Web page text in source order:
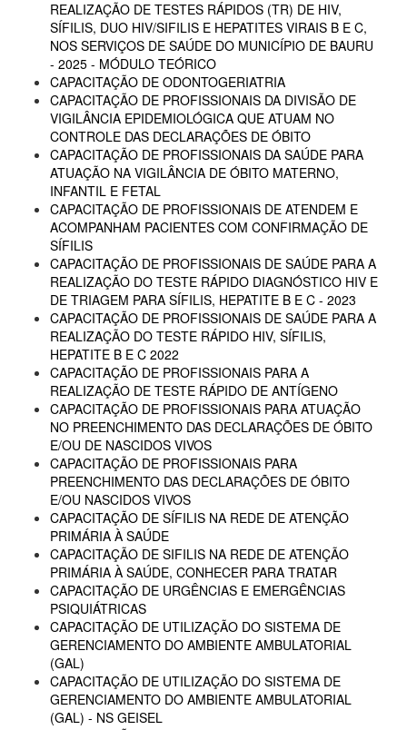
REALIZAÇÃO DE TESTES RÁPIDOS (TR) DE HIV,
SÍFILIS, DUO HIV/SIFILIS E HEPATITES VIRAIS B E C,
NOS SERVIÇOS DE SAÚDE DO MUNICÍPIO DE BAURU
- 2025 - MÓDULO TEÓRICO
CAPACITAÇÃO DE ODONTOGERIATRIA
CAPACITAÇÃO DE PROFISSIONAIS DA DIVISÃO DE
VIGILÂNCIA EPIDEMIOLÓGICA QUE ATUAM NO
CONTROLE DAS DECLARAÇÕES DE ÓBITO
CAPACITAÇÃO DE PROFISSIONAIS DA SAÚDE PARA
ATUAÇÃO NA VIGILÂNCIA DE ÓBITO MATERNO,
INFANTIL E FETAL
CAPACITAÇÃO DE PROFISSIONAIS DE ATENDEM E
ACOMPANHAM PACIENTES COM CONFIRMAÇÃO DE
SÍFILIS
CAPACITAÇÃO DE PROFISSIONAIS DE SAÚDE PARA A
REALIZAÇÃO DO TESTE RÁPIDO DIAGNÓSTICO HIV E
DE TRIAGEM PARA SÍFILIS, HEPATITE B E C - 2023
CAPACITAÇÃO DE PROFISSIONAIS DE SAÚDE PARA A
REALIZAÇÃO DO TESTE RÁPIDO HIV, SÍFILIS,
HEPATITE B E C 2022
CAPACITAÇÃO DE PROFISSIONAIS PARA A
REALIZAÇÃO DE TESTE RÁPIDO DE ANTÍGENO
CAPACITAÇÃO DE PROFISSIONAIS PARA ATUAÇÃO
NO PREENCHIMENTO DAS DECLARAÇÕES DE ÓBITO
E/OU DE NASCIDOS VIVOS
CAPACITAÇÃO DE PROFISSIONAIS PARA
PREENCHIMENTO DAS DECLARAÇÕES DE ÓBITO
E/OU NASCIDOS VIVOS
CAPACITAÇÃO DE SÍFILIS NA REDE DE ATENÇÃO
PRIMÁRIA À SAÚDE
CAPACITAÇÃO DE SIFILIS NA REDE DE ATENÇÃO
PRIMÁRIA À SAÚDE, CONHECER PARA TRATAR
CAPACITAÇÃO DE URGÊNCIAS E EMERGÊNCIAS
PSIQUIÁTRICAS
CAPACITAÇÃO DE UTILIZAÇÃO DO SISTEMA DE
GERENCIAMENTO DO AMBIENTE AMBULATORIAL
(GAL)
CAPACITAÇÃO DE UTILIZAÇÃO DO SISTEMA DE
GERENCIAMENTO DO AMBIENTE AMBULATORIAL
(GAL) - NS GEISEL